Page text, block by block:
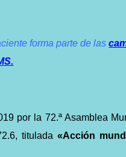
forma parte de las
por la 72.ª Asamblea
titulada «Acción